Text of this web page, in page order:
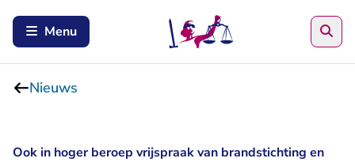
Menu
Nieuws
Ook in hoger beroep vrijspraak van brandstichting en